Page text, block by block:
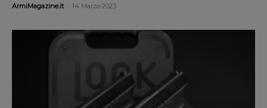
ArmiMagazine.it 14 Marzo 2023